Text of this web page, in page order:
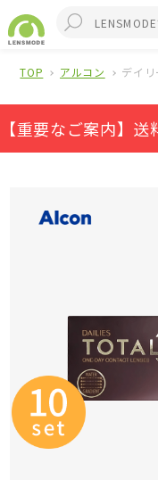
TOP アルコン デイ
【重要なご案内】